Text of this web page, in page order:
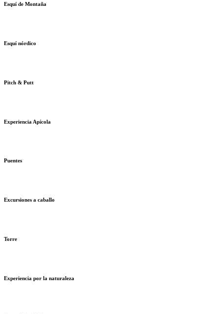
Esquí de Montaña
Esquí nórdico
Pitch & Putt
Experiencia Apícola
Puentes
Excursiones a caballo
Torre
Experiencia por la naturaleza